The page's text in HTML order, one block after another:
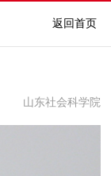
返回首页
山东社会科学院